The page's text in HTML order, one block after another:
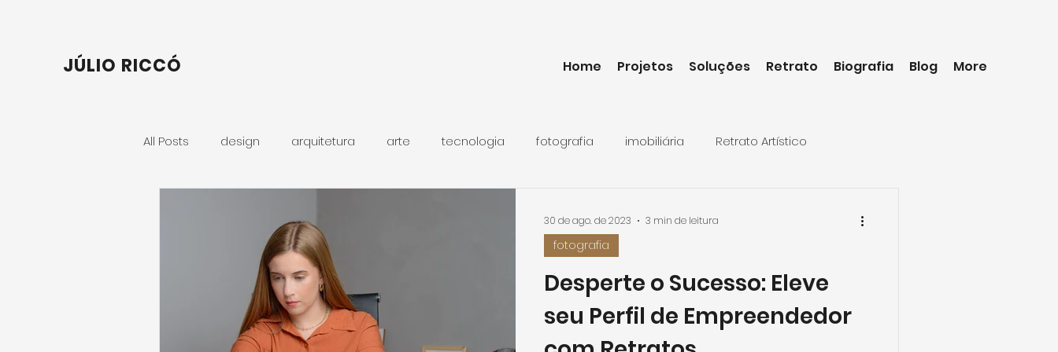
JÚLIO RICCÓ Home Projetos Soluções Retrato Biografia Blog More
All Posts design arquitetura arte tecnologia fotografia imobiliária Retrato Artístico
Desperte o Sucesso: Eleve
seu Perfil de Empreendedor
fotografia
30 de ago. de 2023 3 min de leitura